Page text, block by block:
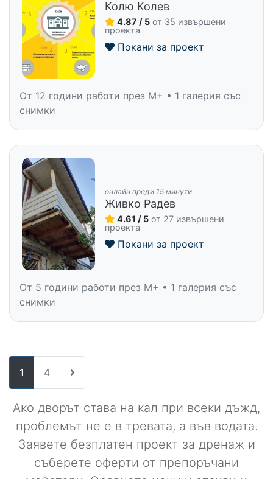
Колю Колев
4.87 / 5 от 35 извършени
проекта
Покани за проект
От 12 години работи през M+ • 1 галерия със
снимки
онлайн преди 15 минути
Живко Радев
4.61 / 5 от 27 извършени
проекта
Покани за проект
От 5 години работи през M+ • 1 галерия със
снимки
1 4
Ако дворът става на кал при всеки дъжд,
проблемът не е в тревата, а във водата.
Заявете безплатен проект за дренаж и
съберете оферти от препоръчани